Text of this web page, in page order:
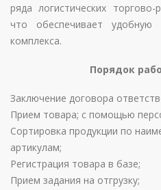
ряда логистических торгово-
что обеспечивает удобную
комплекса.
Порядок
Заключение договора
Прием товара; с помощью
Сортировка продукции по
артикулам;
Регистрация товара в базе;
Прием задания на отгрузку;